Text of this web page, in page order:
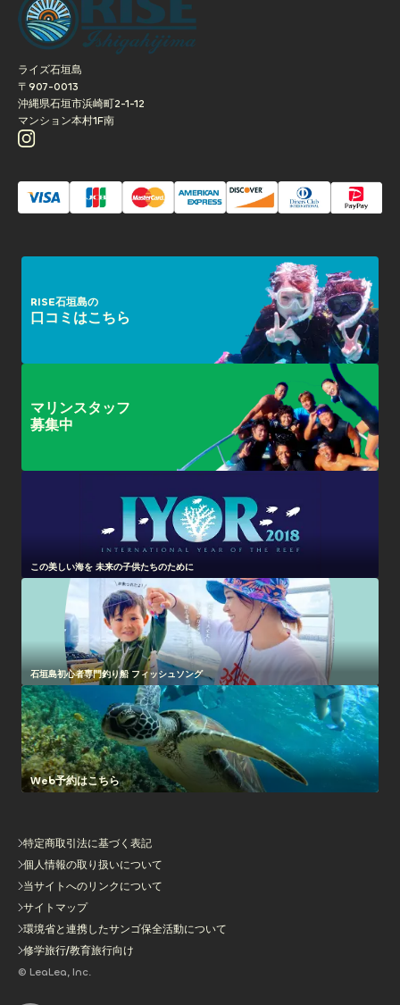
ライズ石垣島
〒907-0013
沖縄県石垣市浜崎町2-1-12
マンション本村1F南
RISE石垣島の
口コミはこちら
マリンスタッフ
募集中
この美しい海を 未来の子供たちのために
石垣島初心者専門釣り船 フィッシュソング
Web予約はこちら
特定商取引法に基づく表記
個人情報の取り扱いについて
当サイトへのリンクについて
サイトマップ
環境省と連携したサンゴ保全活動について
修学旅行/教育旅行向け
© LeaLea, Inc.